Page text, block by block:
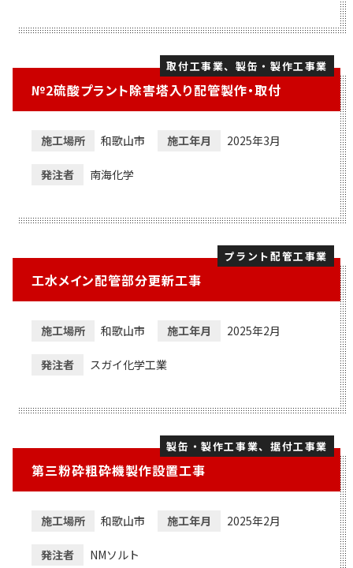
取付工事業、製缶・製作工事業
№2硫酸プラント除害塔入り配管製作・取付
施工場所 和歌山市 施工年月 2025年3月
発注者 南海化学
プラント配管工事業
工水メイン配管部分更新工事
施工場所 和歌山市 施工年月 2025年2月
発注者 スガイ化学工業
製缶・製作工事業、据付工事業
第三粉砕粗砕機製作設置工事
施工場所 和歌山市 施工年月 2025年2月
発注者 NMソルト